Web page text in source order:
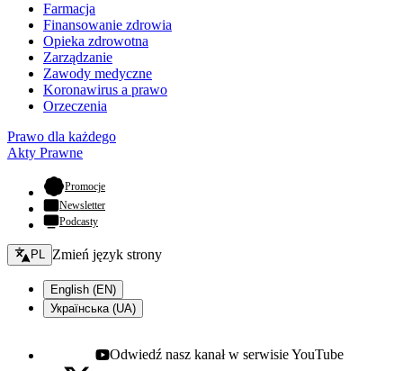
Farmacja
Finansowanie zdrowia
Opieka zdrowotna
Zarządzanie
Zawody medyczne
Koronawirus a prawo
Orzeczenia
Prawo dla każdego
Akty Prawne
Promocje- otwiera się w nowej karcie
Newsletter
Podcasty
Zmień język - bieżący:
PL Zmień język strony
English (EN)
Українська (UA)
Youtube - otwiera się w nowej karcie
Odwiedź nasz kanał w serwisie YouTube